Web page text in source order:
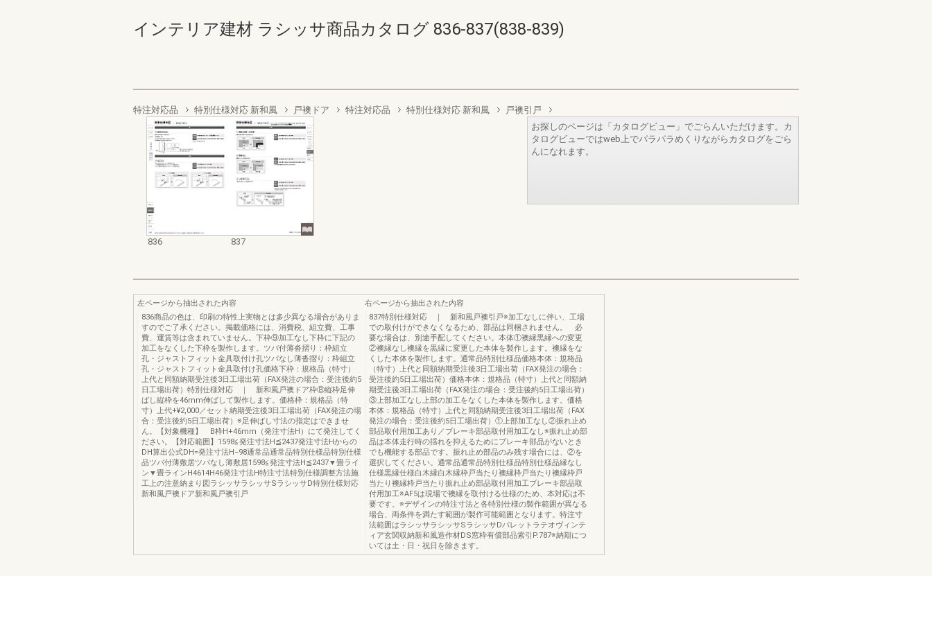
インテリア建材 ラシッサ商品カタログ 836-837(838-839)
特注対応品 特別仕様対応 新和風 戸襖ドア 特注対応品 特別仕様対応 新和風 戸襖引戸
836 837
お探しのページは「カタログビュー」でごらんいただけます。カ
タログビューではweb上でパラパラめくりながらカタログをごら
んになれます。
左ページから抽出された内容
836商品の色は、印刷の特性上実物とは多少異なる場合がありま
すのでご了承ください。掲載価格には、消費税、組立費、工事
費、運賃等は含まれていません。下枠⑨加工なし下枠に下記の
加工をなくした下枠を製作します。ツバ付薄沓摺り：枠組立
孔・ジャストフィット金具取付け孔ツバなし薄沓摺り：枠組立
孔・ジャストフィット金具取付け孔価格下枠：規格品（特寸）
上代と同額納期受注後3日工場出荷（FAX発注の場合：受注後約5
日工場出荷）特別仕様対応 ｜ 新和風戸襖ドア枠⑧縦枠足伸
ばし縦枠を46mm伸ばして製作します。価格枠：規格品（特
寸）上代+¥2,000／セット納期受注後3日工場出荷（FAX発注の場
合：受注後約5日工場出荷）※足伸ばし寸法の指定はできませ
ん。【対象機種】 B枠H+46mm（発注寸法H）にて発注してく
ださい。【対応範囲】1598≦発注寸法H≦2437発注寸法Hからの
DH算出公式DH=発注寸法H−98通常品通常品特別仕様品特別仕様
品ツバ付薄敷居ツバなし薄敷居1598≦発注寸法H≦2437▼畳ライ
ン▼畳ラインH4614H46発注寸法H特注寸法特別仕様調整方法施
工上の注意納まり図ラシッサラシッサSラシッサD特別仕様対応
新和風戸襖ドア新和風戸襖引戸
右ページから抽出された内容
837特別仕様対応 ｜ 新和風戸襖引戸※加工なしに伴い、工場
での取付けができなくなるため、部品は同梱されません。 必
要な場合は、別途手配してください。本体①襖縁黒縁への変更
②襖縁なし襖縁を黒縁に変更した本体を製作します。襖縁をな
くした本体を製作します。通常品特別仕様品価格本体：規格品
（特寸）上代と同額納期受注後3日工場出荷（FAX発注の場合：
受注後約5日工場出荷）価格本体：規格品（特寸）上代と同額納
期受注後3日工場出荷（FAX発注の場合：受注後約5日工場出荷）
③上部加工なし上部の加工をなくした本体を製作します。価格
本体：規格品（特寸）上代と同額納期受注後3日工場出荷（FAX
発注の場合：受注後約5日工場出荷）①上部加工なし②振れ止め
部品取付用加工あり／ブレーキ部品取付用加工なし※振れ止め部
品は本体走行時の揺れを抑えるためにブレーキ部品がないとき
でも機能する部品です。振れ止め部品のみ残す場合には、②を
選択してください。通常品通常品特別仕様品特別仕様品縁なし
仕様黒縁仕様白木縁白木縁枠戸当たり襖縁枠戸当たり襖縁枠戸
当たり襖縁枠戸当たり振れ止め部品取付用加工ブレーキ部品取
付用加工※AF5は現場で襖縁を取付ける仕様のため、本対応は不
要です。※デザインの特注寸法と各特別仕様の製作範囲が異なる
場合、両条件を満たす範囲が製作可能範囲となります。特注寸
法範囲はラシッサラシッサSラシッサDパレットラテオヴィンテ
ィア玄関収納新和風造作材DS窓枠有償部品索引P.787※納期につ
いては土・日・祝日を除きます。